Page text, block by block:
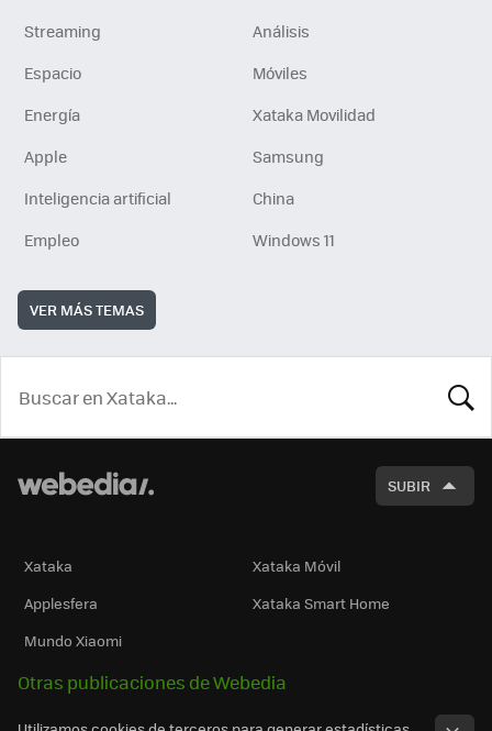
Streaming
Análisis
Espacio
Móviles
Energía
Xataka Movilidad
Apple
Samsung
Inteligencia artificial
China
Empleo
Windows 11
VER MÁS TEMAS
SUBIR
Xataka
Xataka Móvil
Applesfera
Xataka Smart Home
Mundo Xiaomi
Otras publicaciones de Webedia